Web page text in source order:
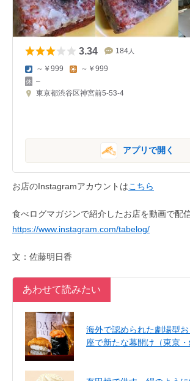
3.34 184 人
～￥999 ～￥999
–
東京都渋谷区神宮前5-53-4
アプリで開く
お店のInstagramアカウントはこちら
食べログマガジンで紹介したお店を動画で配
https://www.instagram.com/tabelog/
文：佐藤明日香
あわせて読みたい
海外で認められた劇場型
座で新たな幕開け（東京・